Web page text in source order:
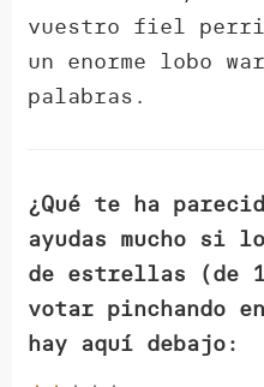
vuestro fiel
un enorme lobo
palabras.
¿Qué te ha
ayudas mucho si
de estrellas (de
votar pinchando
hay aquí debajo: